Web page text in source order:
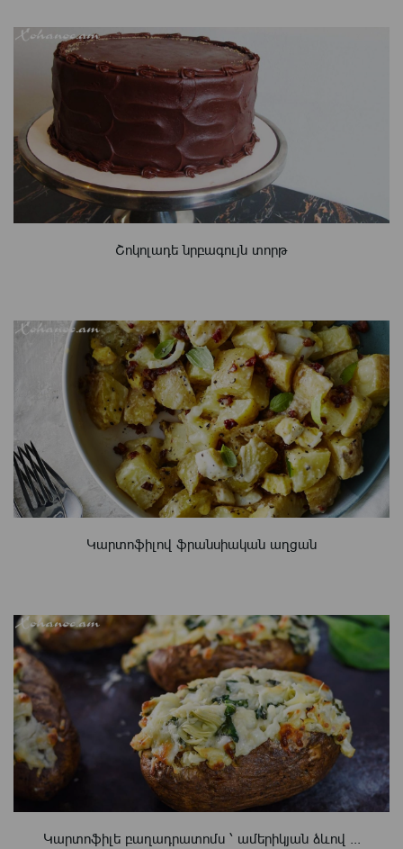
Շոկոլադե նրբագույն տորթ
Կարտոֆիլով ֆրանսիական աղցան
Կարտոֆիլե բաղադրատոմս ՝ ամերիկյան ձևով ...